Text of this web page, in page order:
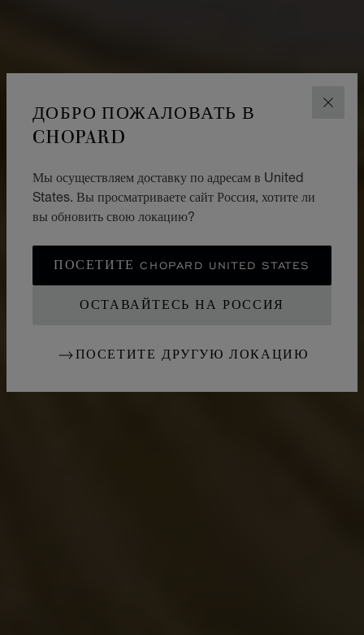
ДОБРО ПОЖАЛОВАТЬ В
CHOPARD
Мы осуществляем доставку по адресам в United
States. Вы просматриваете сайт Россия, хотите ли
вы обновить свою локацию?
ПОСЕТИТЕ CHOPARD UNITED STATES
ОСТАВАЙТЕСЬ НА РОССИЯ
ПОСЕТИТЕ ДРУГУЮ ЛОКАЦИЮ